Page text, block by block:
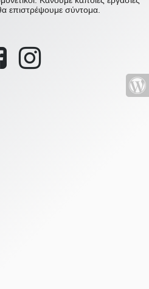
επιστρέψουμε σύντομα.